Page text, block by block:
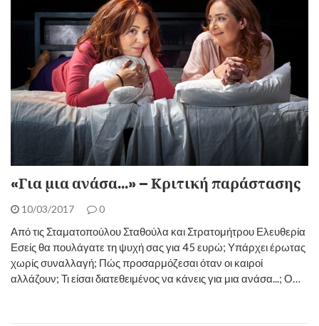
«Για μια ανάσα…» – Κριτική παράστασης
10/03/2017 0
Από τις Σταματοπούλου Σταθούλα και Στρατομήτρου Ελευθερία
Εσείς θα πουλάγατε τη ψυχή σας για 45 ευρώ; Υπάρχει έρωτας
χωρίς συναλλαγή; Πώς προσαρμόζεσαι όταν οι καιροί
αλλάζουν; Τι είσαι διατεθειμένος να κάνεις για μια ανάσα...; Ο…